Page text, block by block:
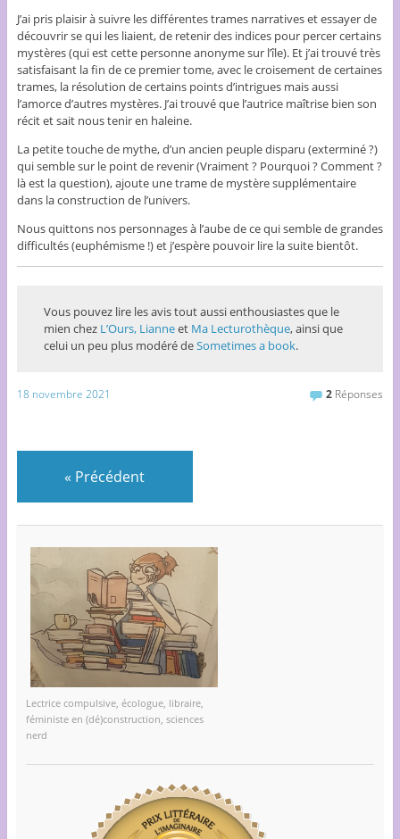
J’ai pris plaisir à suivre les différentes trames narratives et essayer de
découvrir se qui les liaient, de retenir des indices pour percer certains
mystères (qui est cette personne anonyme sur l’île). Et j’ai trouvé très
satisfaisant la fin de ce premier tome, avec le croisement de certaines
trames, la résolution de certains points d’intrigues mais aussi
l’amorce d’autres mystères. J’ai trouvé que l’autrice maîtrise bien son
récit et sait nous tenir en haleine.
La petite touche de mythe, d’un ancien peuple disparu (exterminé ?)
qui semble sur le point de revenir (Vraiment ? Pourquoi ? Comment ?
là est la question), ajoute une trame de mystère supplémentaire
dans la construction de l’univers.
Nous quittons nos personnages à l’aube de ce qui semble de grandes
difficultés (euphémisme !) et j’espère pouvoir lire la suite bientôt.
Vous pouvez lire les avis tout aussi enthousiastes que le
mien chez L’Ours, Lianneet Ma Lecturothèque, ainsi que
celui un peu plus modéré deSometimes a book.
18 novembre 2021 2 Réponses
« Précédent
Lectrice compulsive, écologue, libraire,
féministe en (dé)construction, sciences
nerd